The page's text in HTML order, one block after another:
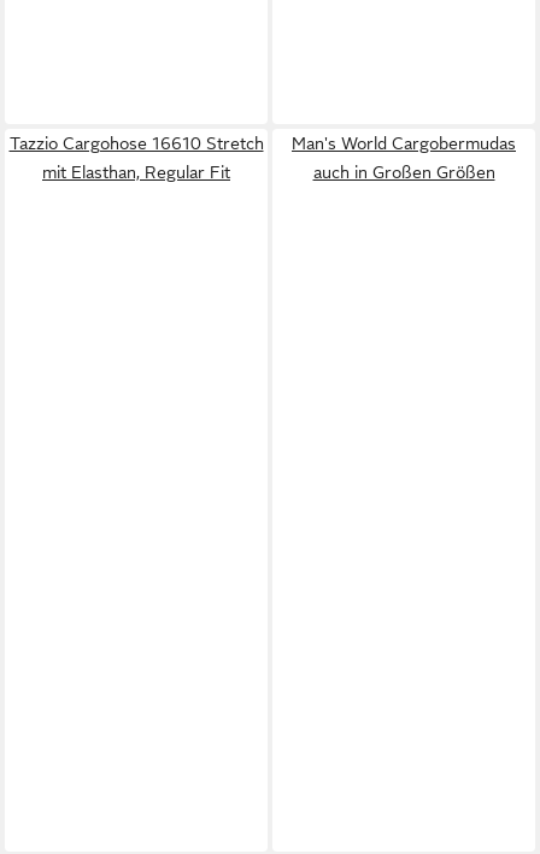
Tazzio Cargohose 16610 Stretch
mit Elasthan, Regular Fit
Man's World Cargobermudas
auch in Großen Größen